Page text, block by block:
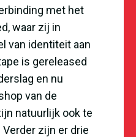
met het
waar zij in
van identiteit aan
is gereleased
en nu
van de
natuurlijk ook te
Verder zijn er drie